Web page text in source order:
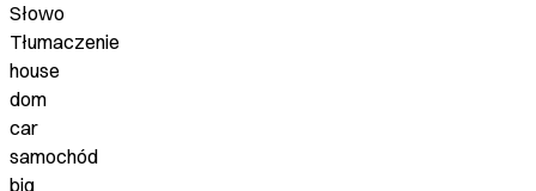
Słowo
Tłumaczenie
house
dom
car
samochód
big